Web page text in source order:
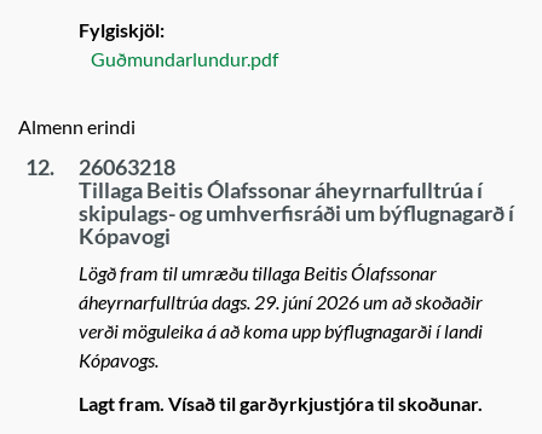
Fylgiskjöl:
Guðmundarlundur.pdf
Almenn erindi
12.
26063218
Tillaga Beitis Ólafssonar áheyrnarfulltrúa í
skipulags- og umhverfisráði um býflugnagarð í
Kópavogi
Lögð fram til umræðu tillaga Beitis Ólafssonar
áheyrnarfulltrúa dags. 29. júní 2026 um að skoðaðir
verði möguleika á að koma upp býflugnagarði í landi
Kópavogs.
Lagt fram. Vísað til garðyrkjustjóra til skoðunar.